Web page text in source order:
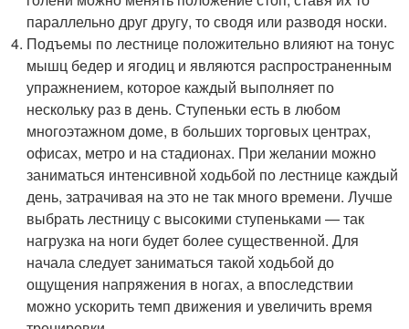
параллельно друг другу, то сводя или разводя носки.
Подъемы по лестнице положительно влияют на тонус
мышц бедер и ягодиц и являются распространенным
упражнением, которое каждый выполняет по
нескольку раз в день. Ступеньки есть в любом
многоэтажном доме, в больших торговых центрах,
офисах, метро и на стадионах. При желании можно
заниматься интенсивной ходьбой по лестнице каждый
день, затрачивая на это не так много времени. Лучше
выбрать лестницу с высокими ступеньками — так
нагрузка на ноги будет более существенной. Для
начала следует заниматься такой ходьбой до
ощущения напряжения в ногах, а впоследствии
можно ускорить темп движения и увеличить время